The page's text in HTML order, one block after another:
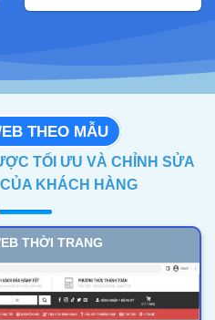
THEO MẪU
TỐI ƯU VÀ CHỈNH SỬA
KHÁCH HÀNG
THỜI TRANG